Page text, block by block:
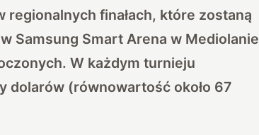
finałach, które zostaną
Samsung Smart Arena w Mediolanie
W każdym turnieju
dolarów (równowartość około 67